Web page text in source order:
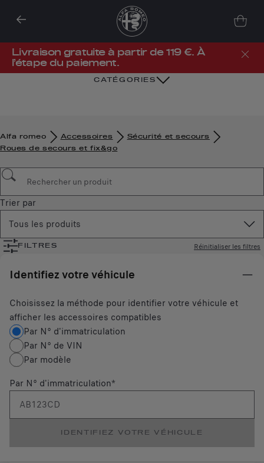
Livraison gratuite à partir de 119 €. À
l’étape du paiement.
CATÉGORIES
Alfa romeo Accessoires
Sécurité et secours
Roues de secours et fix&go
Trier par
Tous les produits
FILTRES Réinitialiser les filtres
Identifiez votre véhicule
Choisissez la méthode pour identifier votre véhicule et
afficher les accessoires compatibles
Par N° d'immatriculation
Par modèle
Par N° de VIN
Par N° d'immatriculation*
IDENTIFIEZ VOTRE VÉHICULE